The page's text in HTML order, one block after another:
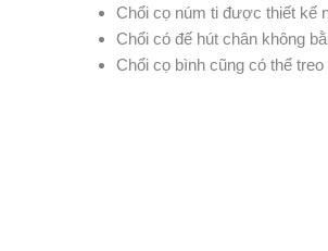
Chổi cọ núm ti được thiết kế
Chổi có đế hút chân không
Chổi cọ bình cũng có thể